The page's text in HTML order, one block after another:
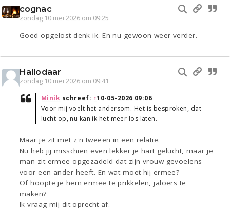
cognac
zondag 10 mei 2026 om 09:25
Goed opgelost denk ik. En nu gewoon weer verder.
Hallodaar
zondag 10 mei 2026 om 09:41
Minik schreef: ↑10-05-2026 09:06
Voor mij voelt het andersom. Het is besproken, dat
lucht op, nu kan ik het meer los laten.
Maar je zit met z'n tweeën in een relatie.
Nu heb jij misschien even lekker je hart gelucht, maar je
man zit ermee opgezadeld dat zijn vrouw gevoelens
voor een ander heeft. En wat moet hij ermee?
Of hoopte je hem ermee te prikkelen, jaloers te
maken?
Ik vraag mij dit oprecht af.